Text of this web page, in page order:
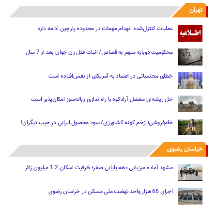
تهران
عملیات کنترل‌شده انهدام مهمات در محدوده پارچین ادامه دارد
محکومیت دوباره متهم به قصاص/ اثبات قتل زن جوان بعد از 7 سال
خطای محاسباتی در اعتماد به آمریکای از نفس‌افتاده است
حل ریشه‌ای معضل آرادکوه با راه‌اندازی زباله‌سوز امکان‌پذیر است
خام‌فروشی؛ زخم کهنه کشاورزی/ سود محصول ایرانی در جیب دیگران!
خراسان رضوی
مشهد آماده میزبانی دهه پایانی صفر؛ ظرفیت اسکان 1.2 میلیون زائر
اجرای 66 هزار واحد نهضت ملی مسکن در خراسان رضوی